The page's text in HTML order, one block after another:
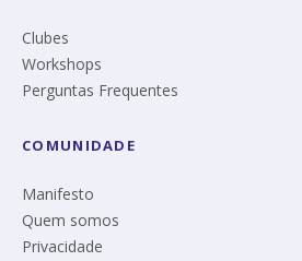
Clubes
Workshops
Perguntas Frequentes
COMUNIDADE
Manifesto
Quem somos
Privacidade